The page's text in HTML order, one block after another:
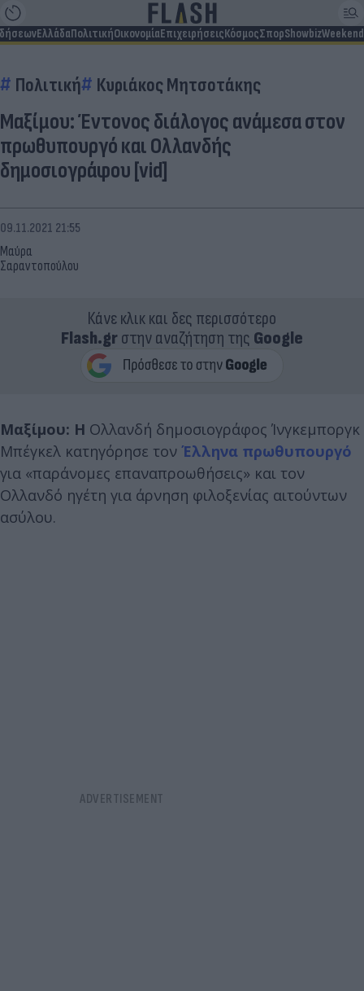
ΕλλάδαΠολιτικήΟικονομίαΕπιχειρήσειςΚόσμοςΣπορShowbizWeekend
Πολιτική Κυριάκος Μητσοτάκης
Μαξίμου: Έντονος διάλογος ανάμεσα στον
πρωθυπουργό και Ολλανδής
δημοσιογράφου [vid]
Μαύρα
Σαραντοπούλου
09.11.2021 21:55
Κάνε κλικ και δες περισσότερο
Flash.grστην αναζήτηση της Google
Μαξίμου: Η Ολλανδή δημοσιογράφος Ίνγκεμποργκ
Μπέγκελ κατηγόρησε τον Έλληνα πρωθυπουργό
για «παράνομες επαναπροωθήσεις» και τον
Ολλανδό ηγέτη για άρνηση φιλοξενίας αιτούντων
ασύλου.